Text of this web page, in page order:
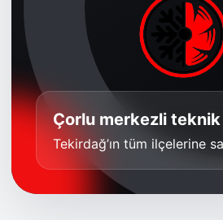
Çorlu merkezli
Tekirdağ’ın tüm ilçelerine